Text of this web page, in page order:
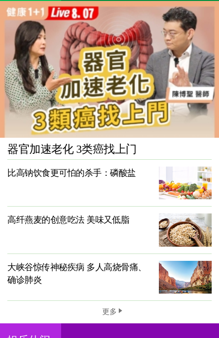
器官加速老化 3类癌找上门
比高钠饮食更可怕的杀手：磷酸盐
高纤燕麦的创意吃法 美味又低脂
大峡谷惊传神秘疾病 多人高烧骨痛、
确诊肺炎
更多